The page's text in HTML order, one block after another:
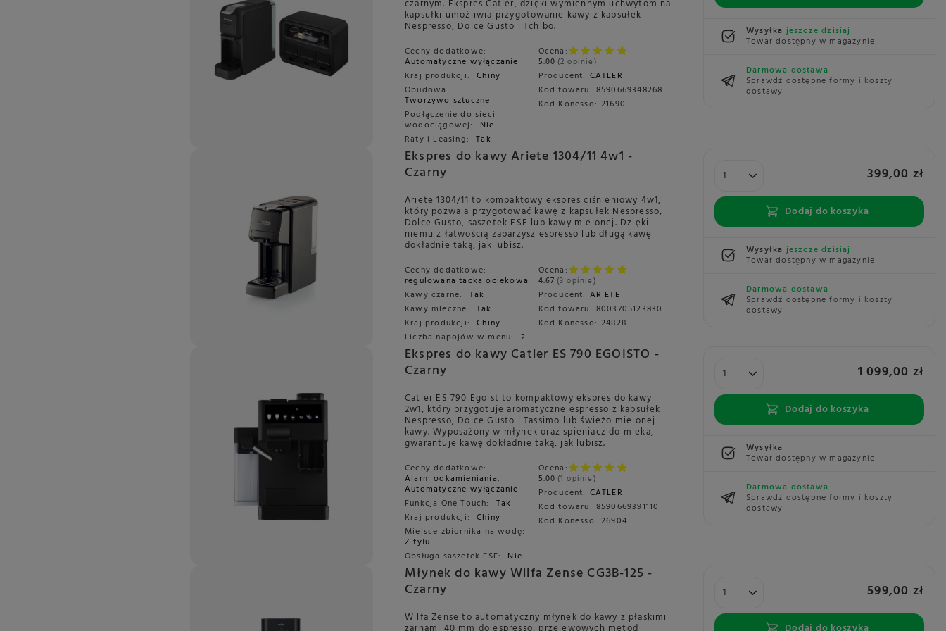
czarnym. Ekspres Catler, dzięki wymiennym uchwytom na
kapsułki umożliwia przygotowanie kawy z kapsułek
Nespresso, Dolce Gusto i Tchibo.
Cechy dodatkowe:
Automatyczne wyłączanie
Kraj produkcji: Chiny
Obudowa:
Tworzywo sztuczne
Podłączenie do sieci
wodociągowej:
Nie
Raty i Leasing: Tak
Ocena:
5.00 2 opinie
Producent: CATLER
Kod towaru: 8590669348268
Kod Konesso: 21690
Wysyłkajeszcze dzisiaj
Towar dostępny w magazynie
Darmowa dostawa
Sprawdź dostępne formy i koszty
dostawy
Ekspres do kawy Ariete 1304/11 4w1 -
Czarny
Ariete 1304/11 to kompaktowy ekspres ciśnieniowy 4w1,
który pozwala przygotować kawę z kapsułek Nespresso,
Dolce Gusto, saszetek ESE lub kawy mielonej. Dzięki
niemu z łatwością zaparzysz espresso lub długą kawę
dokładnie taką, jak lubisz.
Cechy dodatkowe:
regulowana tacka ociekowa
Kawy czarne: Tak
Kawy mleczne: Tak
Kraj produkcji: Chiny
Liczba napojów w menu: 2
Ocena:
4.67 3 opinie
Producent: ARIETE
Kod towaru: 8003705123830
Kod Konesso: 24828
399,00 zł
Dodaj do koszyka
Wysyłkajeszcze dzisiaj
Towar dostępny w magazynie
Darmowa dostawa
Sprawdź dostępne formy i koszty
dostawy
Ekspres do kawy Catler ES 790 EGOISTO -
Czarny
Catler ES 790 Egoist to kompaktowy ekspres do kawy
2w1, który przygotuje aromatyczne espresso z kapsułek
Nespresso, Dolce Gusto i Tassimo lub świeżo mielonej
kawy. Wyposażony w młynek oraz spieniacz do mleka,
gwarantuje kawę dokładnie taką, jak lubisz.
Cechy dodatkowe:
Alarm odkamieniania,
Automatyczne wyłączanie
Funkcja One Touch: Tak
Kraj produkcji: Chiny
Miejsce zbiornika na wodę:
Z tyłu
Obsługa saszetek ESE: Nie
Ocena:
5.00 1 opinie
Producent: CATLER
Kod towaru: 8590669391110
Kod Konesso: 26904
1 099,00 zł
Dodaj do koszyka
Wysyłka
Towar dostępny w magazynie
Darmowa dostawa
Sprawdź dostępne formy i koszty
dostawy
Młynek do kawy Wilfa Zense CG3B-125 -
Czarny
Wilfa Zense to automatyczny młynek do kawy z płaskimi
599,00 zł